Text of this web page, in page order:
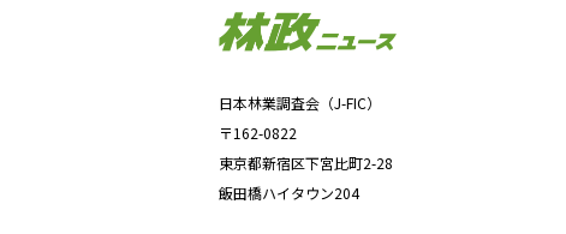
日本林業調査会（J-FIC）
〒162-0822
東京都新宿区下宮比町2-28
飯田橋ハイタウン204